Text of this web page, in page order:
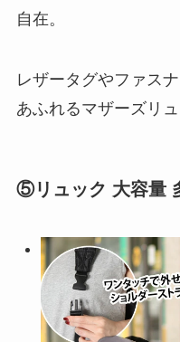
自在。
レザータグやファス
あふれるマザーズリュ
⑤リュック 大容量